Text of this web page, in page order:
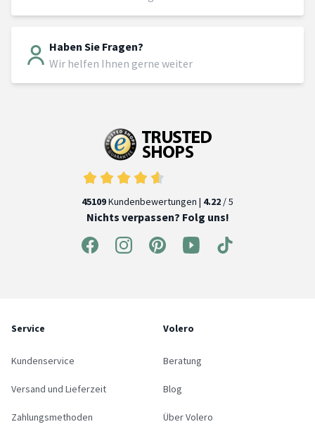
Haben Sie Fragen?
Wir helfen Ihnen gerne weiter
45109Kundenbewertungen | 4.22 / 5
Nichts verpassen? Folg uns!
Service
Kundenservice
Versand und Lieferzeit
Zahlungsmethoden
Volero
Beratung
Blog
Über Volero